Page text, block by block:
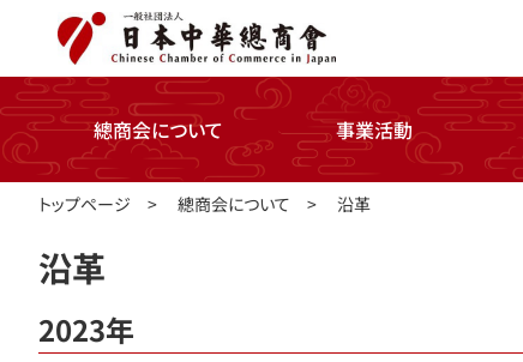
總商会について 事業活動
トップページ > 總商会について > 沿革
沿革
2023年